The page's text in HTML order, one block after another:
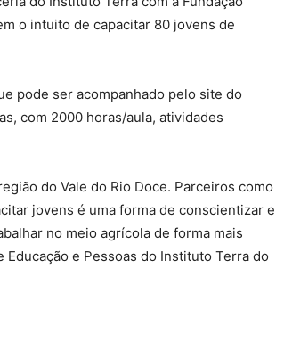
o intuito de capacitar 80 jovens de
pode ser acompanhado pelo site do
com 2000 horas/aula, atividades
do Vale do Rio Doce. Parceiros como
jovens é uma forma de conscientizar e
no meio agrícola de forma mais
e Pessoas do Instituto Terra do